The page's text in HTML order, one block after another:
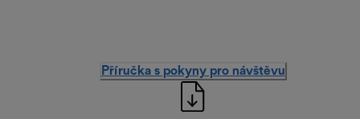
Příručka s pokyny pro návštěvu